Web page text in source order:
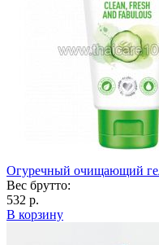
Огуречный очищающий
Вес брутто:
532 р.
В корзину